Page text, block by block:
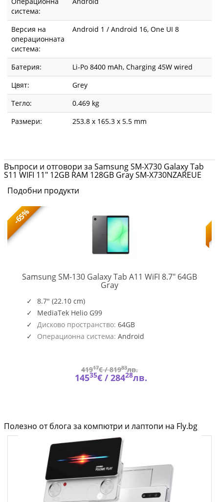
система:
Версия на
операционната
система:
Android 1 / Android 16, One UI 8
Батерия:
Li-Po 8400 mAh, Charging 45W wired
Цвят:
Grey
Тегло:
0.469 kg
Размери:
253.8 x 165.3 x 5.5 mm
Въпроси и отговори за Samsung SM-X730 Galaxy Tab
S11 WIFI 11" 12GB RAM 128GB Gray SM-X730NZAREUE
Подобни продукти
-65%
Samsung SM-130 Galaxy Tab A11 WiFI 8.7" 64GB
GraySM-
8.7" (22.10 cm)
MediaTek Helio G99
Дисково пространство: 64GB
Операционна система: Android
41917€ /81983лв.
14535€ /28428лв.
Полезно от блога за компютри и лаптопи на Fly.bg